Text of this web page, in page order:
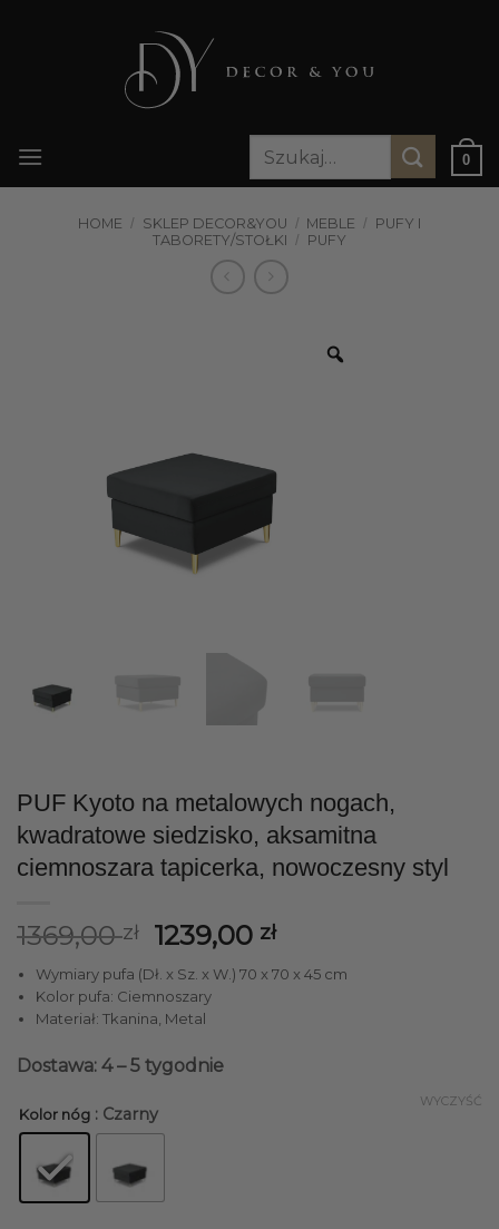
Szukaj:
0
HOME / SKLEP DECOR&YOU / MEBLE / PUFY I
TABORETY/STOŁKI / PUFY
PUF Kyoto na metalowych nogach,
kwadratowe siedzisko, aksamitna
ciemnoszara tapicerka, nowoczesny styl
1369,00zł
Pierwotna
cena
wynosiła:
1369,00 zł.
1239,00 złAktualna
wynosi:
Wymiary pufa (Dł. x Sz. x W.) 70 x 70 x 45 cm
Kolor pufa: Ciemnoszary
Materiał: Tkanina, Metal
Dostawa: 4 – 5 tygodnie
Kolor nóg : Czarny
WYCZYŚĆ